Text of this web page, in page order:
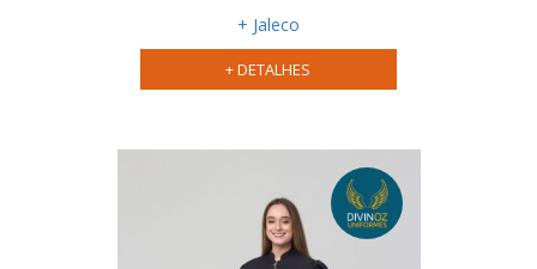
+ Jaleco
+ DETALHES